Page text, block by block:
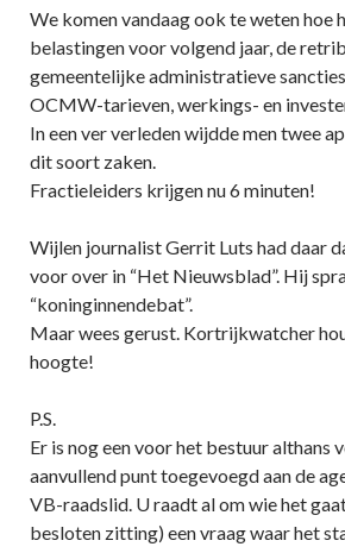
We komen vandaag ook te weten hoe
belastingen voor volgend jaar, de
gemeentelijke administratieve
OCMW-tarieven, werkings- en
In een ver verleden wijdde men twee
dit soort zaken.
Fractieleiders krijgen nu 6 minuten!
Wijlen journalist Gerrit Luts had daar
voor over in “Het Nieuwsblad”. Hij
“koninginnendebat”.
Maar wees gerust. Kortrijkwatcher
hoogte!
P.S.
Er is nog een voor het bestuur althans
aanvullend punt toegevoegd aan de
VB-raadslid. U raadt al om wie het
besloten zitting) een vraag waar het